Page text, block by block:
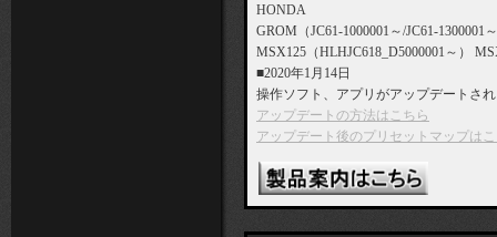
HONDA
GROM（JC61-1000001～/JC61-1300001
MSX125（HLHJC618_D5000001～）
■2020年1月14日
操作ソフト、アプリがアップデートさ
アップデートの方法はこちら
アップデート後のプリセットマップは